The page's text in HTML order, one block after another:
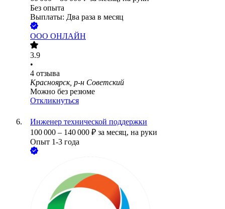
Без опыта
Выплаты: Два раза в месяц
ООО ОНЛАЙН
3.9
•
4 отзыва
Красноярск, р-н Советский
Можно без резюме
Откликнуться
Инженер технической поддержки
100 000 – 140 000 ₽ за месяц, на руки
Опыт 1-3 года